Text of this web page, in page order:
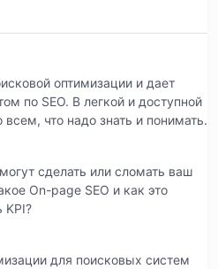
оптимизации и дает
по SEO. В легкой и доступной
что надо знать и понимать.
сделать или сломать ваш
On-page SEO и как это
KPI?
для поисковых систем